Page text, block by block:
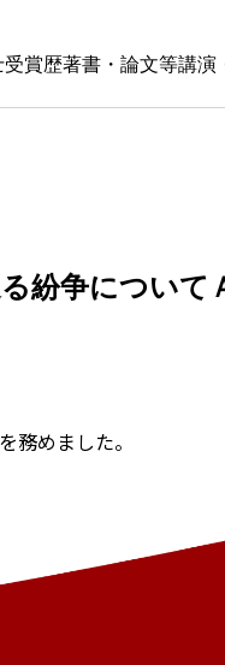
受賞歴著書・論文等講演
紛争について
務めました。